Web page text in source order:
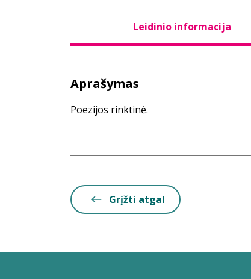
Leidinio informacija
Aprašymas
Poezijos rinktinė.
Grįžti atgal